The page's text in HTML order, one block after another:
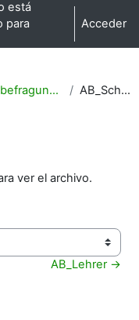
está
para
Acceder
Zeitzeugenbefragung (Q1) AB_Schüler
ver el archivo.
AB_Lehrer →